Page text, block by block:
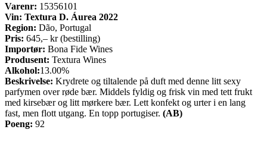
Varenr: 15356101
Vin: Textura D. Áurea 2022
Region: Dão, Portugal
Pris: 645,– kr (bestilling)
Importør: Bona Fide Wines
Produsent: Textura Wines
Alkohol:13.00%
Beskrivelse: Krydrete og tiltalende på duft med denne litt sexy
parfymen over røde bær. Middels fyldig og frisk vin med tett frukt
med kirsebær og litt mørkere bær. Lett konfekt og urter i en lang
fast, men flott utgang. En topp portugiser. (AB)
Poeng: 92